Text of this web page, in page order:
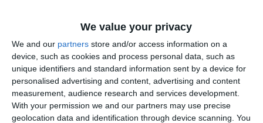
We value your privacy
We and our partners store and/or access information on a
device, such as cookies and process personal data, such as
unique identifiers and standard information sent by a device for
personalised advertising and content, advertising and content
measurement, audience research and services development.
With your permission we and our partners may use precise
geolocation data and identification through device scanning. You
DespreFree Energy Team SRL
FirmaFree Energy Team SRLdin București, a fost
înființată la data de 15-11.2022 și are ca obiect principal de
activitate codul CAEN 4322 - Lucrări de instalații sanitare,
de încălzire și de aer condiționat.